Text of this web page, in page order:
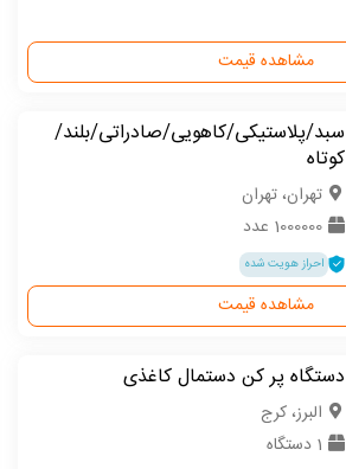
مشاهده قیمت
سبد/پلاستیکی/کاهویی/صادراتی/بلند/
کوتاه
تهران، تهران
1000000 عدد
احراز هویت شده
مشاهده قیمت
دستگاه پر کن دستمال کاغذی
البرز، کرج
1 دستگاه